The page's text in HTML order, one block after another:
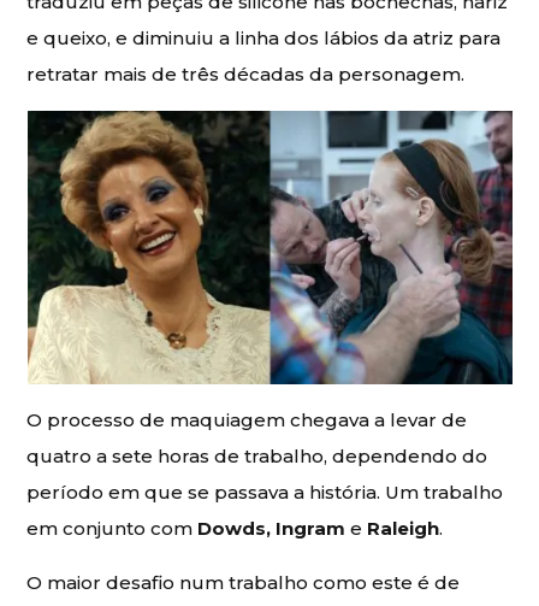
e queixo, e diminuiu a linha dos lábios da atriz para
retratar mais de três décadas da personagem.
O processo de maquiagem chegava a levar de
quatro a sete horas de trabalho, dependendo do
período em que se passava a história. Um trabalho
em conjunto com Dowds, Ingram e Raleigh.
O maior desafio num trabalho como este é de